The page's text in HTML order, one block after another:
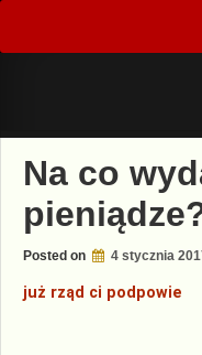
Skip
content
Na co
Posted on 4 stycznia
już rząd ci podpowie